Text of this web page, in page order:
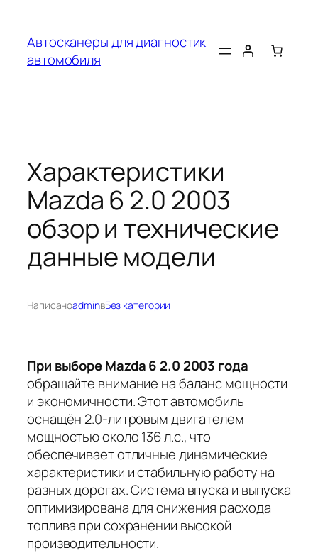
содержимому
Автосканеры для диагностик
автомобиля
Характеристики
Mazda 6 2.0 2003
обзор и технические
данные модели
НаписаноadminвБез категории
При выборе Mazda 6 2.0 2003 года
обращайте внимание на баланс мощности
и экономичности. Этот автомобиль
оснащён 2.0-литровым двигателем
мощностью около 136 л.с., что
обеспечивает отличные динамические
характеристики и стабильную работу на
разных дорогах. Система впуска и выпуска
оптимизирована для снижения расхода
топлива при сохранении высокой
производительности.